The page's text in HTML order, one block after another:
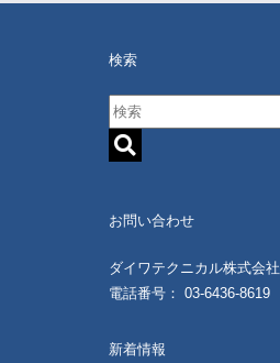
検索
お問い合わせ
ダイワテクニカル株式会社
電話番号： 03-6436-8619
新着情報